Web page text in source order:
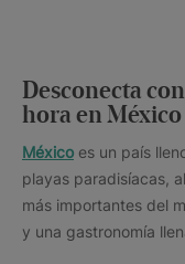
Desconecta
hora en México
México es un país
playas paradisíacas,
más importantes del
y una gastronomía